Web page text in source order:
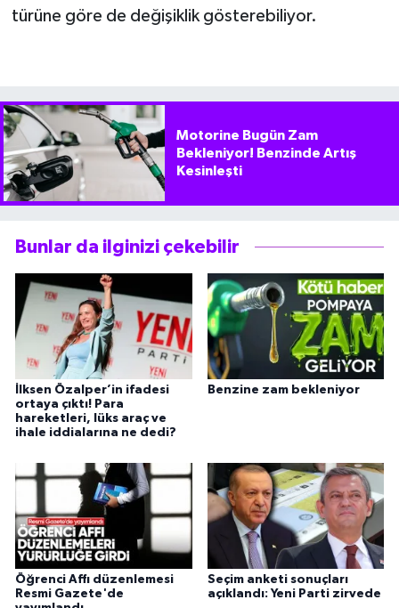
türüne göre de değişiklik gösterebiliyor.
Motorine Bugün Zam
Bekleniyor! Benzinde Artış
Kesinleşti
Bunlar da ilginizi çekebilir
İlksen Özalper’in ifadesi
ortaya çıktı! Para
hareketleri, lüks araç ve
ihale iddialarına ne dedi?
Benzine zam bekleniyor
Öğrenci Affı düzenlemesi
Resmi Gazete'de
Seçim anketi sonuçları
açıklandı: Yeni Parti zirvede